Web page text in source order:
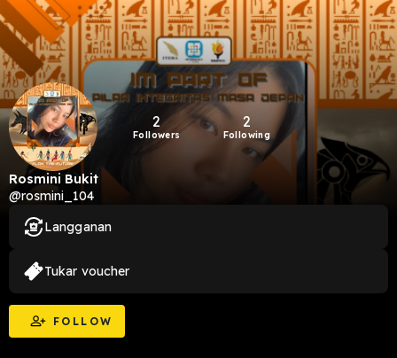
2
Followers
2
Following
Rosmini Bukit
@rosmini_104
FOLLOW
Langganan
Tukar voucher